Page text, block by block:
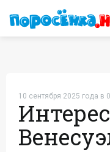
10 сентября 2025 года в